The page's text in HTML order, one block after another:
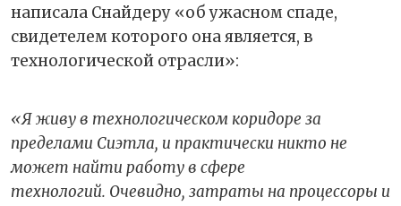
написала Снайдеру «об ужасном спаде,
свидетелем которого она является, в
технологической отрасли»:
«Я живу в технологическом коридоре за
пределами Сиэтла, и практически никто не
может найти работу в сфере
технологий. Очевидно, затраты на процессоры и